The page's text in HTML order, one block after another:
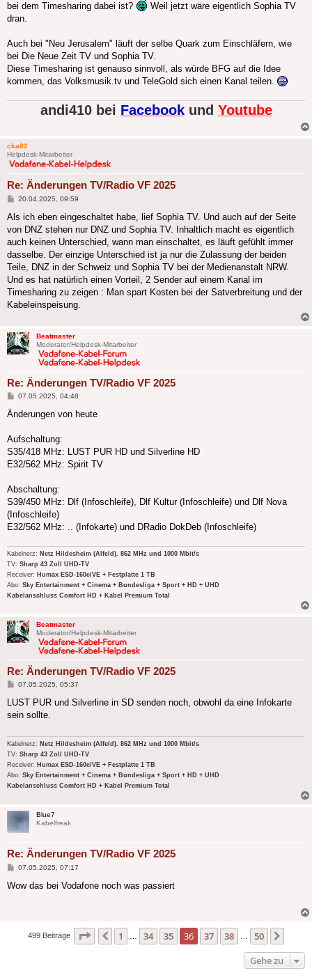
bei dem Timesharing dabei ist?
Weil jetzt wäre eigentlich Sophia TV
dran.
Auch bei "Neu Jerusalem" läuft der selbe Quark zum Einschläfern, wie
bei Die Neue Zeit TV und Sophia TV.
Diese Timesharing ist genauso sinnvoll, als würde BFG auf die Idee
kommen, das Volksmusik.tv und TeleGold sich einen Kanal teilen.
andi410 bei Facebookund Youtube
cka82
Helpdesk-Mitarbeiter
Re: Änderungen TV/Radio VF 2025
Beitrag
20.04.2025, 09:59
Als ich eben eingeschaltet habe, lief Sophia TV. Und auch auf der Seite
von DNZ stehen nur DNZ und Sophia TV. Inhaltlich macht es eigentlich
auch keinen Unterschied, wann man einschaltet, es läuft gefühlt immer
dasselbe. Der einzige Unterschied ist ja nur die Zulassung der beiden
Teile, DNZ in der Schweiz und Sophia TV bei der Medienanstalt NRW.
Und es hat natürlich einen Vorteil, 2 Sender auf einem Kanal im
Timesharing zu zeigen : Man spart Kosten bei der Satverbreitung und der
Kabeleinspeisung.
Beatmaster
Moderator/Helpdesk-Mitarbeiter
Re: Änderungen TV/Radio VF 2025
Beitrag
07.05.2025, 04:48
Änderungen von heute
Aufschaltung:
S35/418 MHz: LUST PUR HD und Silverline HD
E32/562 MHz: Spirit TV
Abschaltung:
S39/450 MHz: Dlf (Infoschleife), Dlf Kultur (Infoschleife) und Dlf Nova
(Infoschleife)
E32/562 MHz: .. (Infokarte) und DRadio DokDeb (Infoschleife)
Kabelnetz: Netz Hildesheim (Alfeld). 862 MHz und 1000 Mbit/s
TV: Sharp 43 Zoll UHD-TV
Receiver: Humax ESD-160c/VE + Festplatte 1 TB
Abo: Sky Entertainment + Cinema + Bundesliga + Sport + HD + UHD
Kabelanschluss Comfort HD + Kabel Premium Total
Beatmaster
Moderator/Helpdesk-Mitarbeiter
Re: Änderungen TV/Radio VF 2025
Beitrag
07.05.2025, 05:37
LUST PUR und Silverline in SD senden noch, obwohl da eine Infokarte
sein sollte.
Kabelnetz: Netz Hildesheim (Alfeld). 862 MHz und 1000 Mbit/s
TV: Sharp 43 Zoll UHD-TV
Receiver: Humax ESD-160c/VE + Festplatte 1 TB
Abo: Sky Entertainment + Cinema + Bundesliga + Sport + HD + UHD
Kabelanschluss Comfort HD + Kabel Premium Total
Blue7
Kabelfreak
Re: Änderungen TV/Radio VF 2025
Beitrag
07.05.2025, 07:17
Wow das bei Vodafone noch was passiert
499 Beiträge Seite 36 50
Vorherige
1 34 35 36 37 38 50
Gehe zu